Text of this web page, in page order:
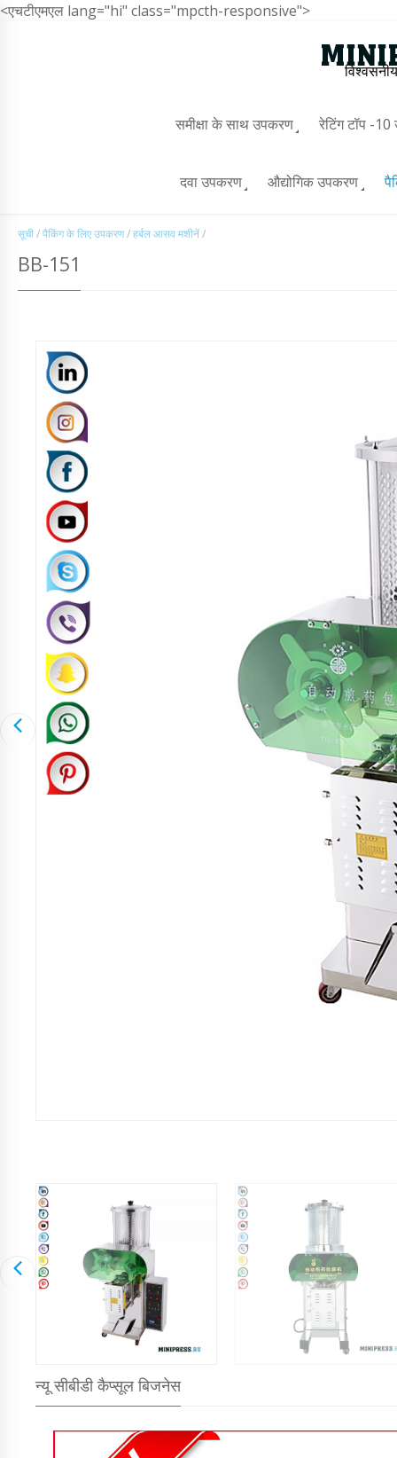
<एचटीएमएल lang="hi" class="mpcth-responsive">
समीक्षा के साथ उपकरण रेटिंग टॉप -
दवा उपकरण औद्योगिक उपकरण
सूची/पैकिंग के लिए उपकरण/हर्बल आसव मशीनें/
BB-151
न्यू सीबीडी कैप्सूल बिजनेस